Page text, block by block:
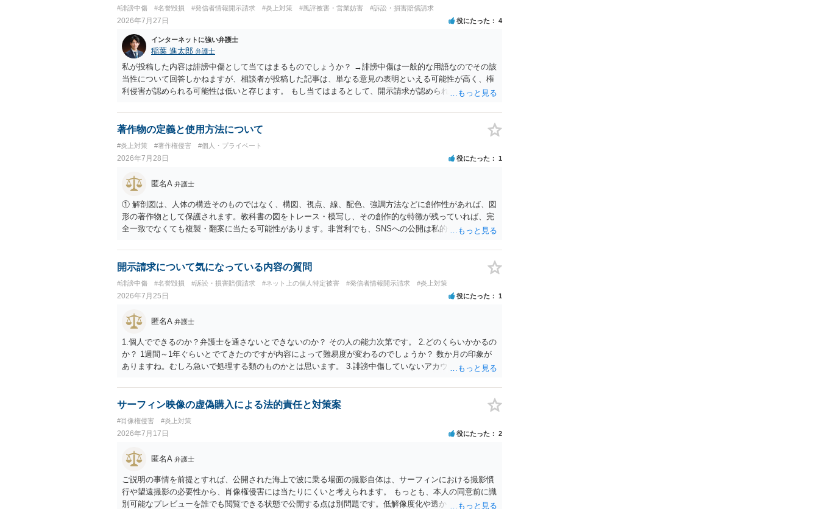
#誹謗中傷 #名誉毀損 #発信者情報開示請求 #炎上対策 #風評被害・営業妨害 #訴訟・損害賠償請求
2026年7月27日 役にたった 4
インターネットに強い弁護士
稲葉 進太郎 弁護士
私が投稿した内容は誹謗中傷として当てはまるものでしょうか？ →誹謗中傷は一般的な用語なのでその該
当性について回答しかねますが、相談者が投稿した記事は、単なる意見の表明といえる可能性が高く、権
利侵害が認められる可能性は低いと存じます。 もし当てはまるとして、開示請求が認められたり、民事裁
め、民事裁判や刑事裁判に発展することはあまり考えられないように思われます。
著作物の定義と使用方法について
#炎上対策 #著作権侵害 #個人・プライベート
2026年7月28日 役にたった 1
匿名A 弁護士
① 解剖図は、人体の構造そのものではなく、構図、視点、線、配色、強調方法などに創作性があれば、図
形の著作物として保護されます。教科書の図をトレース・模写し、その創作的な特徴が残っていれば、完
全一致でなくても複製・翻案に当たる可能性があります。非営利でも、SNSへの公開は私的使用には当た
の説明に必要な従たる資料であること、引用部分が明確に区別され、必要な範囲に限られていることなど
が必要です。勉強ノートの教材として図そのものを中心的に掲載する場合、引用と認められにくいでしょ
うえで、ご自身の表現と構成でまとめる必要があります。 安全にSNSで公開するには、教科書の図をトレ
ース・模写した部分は掲載せず、人体の構造という事実を基に、自分で構図や表現を工夫して作図する方
法が考えられます。また、改変・SNS掲載が認められたオープンライセンス素材を、利用条件に従って使
う方法もあります。トレースした図を残したい場合は、自分だけの学習用にとどめるのが安全です。
開示請求について気になっている内容の質問
#誹謗中傷 #名誉毀損 #訴訟・損害賠償請求 #ネット上の個人特定被害 #発信者情報開示請求 #炎上対策
2026年7月25日 役にたった 1
匿名A 弁護士
1.個人でできるのか？弁護士を通さないとできないのか？ その人の能力次第です。 2.どのくらいかかるの
か？ 1週間～1年ぐらいとでてきたのですが内容によって難易度が変わるのでしょうか？ 数か月の印象が
ありますね。むしろ急いで処理する類のものかとは思います。 3.誹謗中傷していないアカウントを開示請
サーフィン映像の虚偽購入による法的責任と対策案
#肖像権侵害 #炎上対策
2026年7月17日 役にたった 2
匿名A 弁護士
ご説明の事情を前提とすれば、公開された海上で波に乗る場面の撮影自体は、サーフィンにおける撮影慣
行や望遠撮影の必要性から、肖像権侵害には当たりにくいと考えられます。 もっとも、本人の同意前に識
別可能なプレビューを誰でも閲覧できる状態で公開する点は別問題です。低解像度化や透かしだけでは十